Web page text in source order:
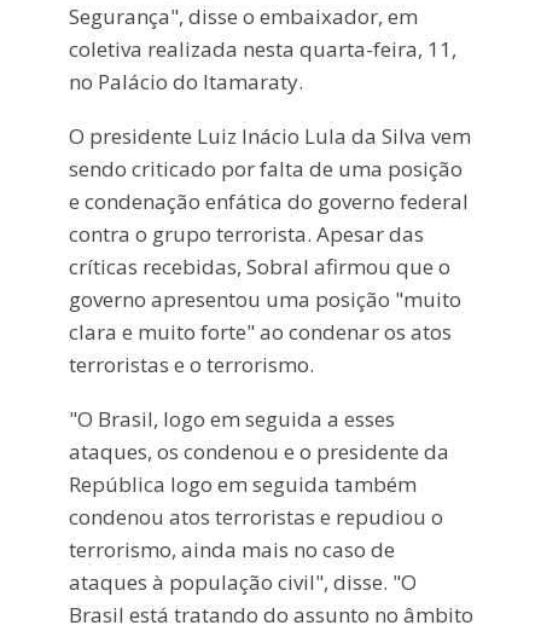
Segurança", disse o embaixador, em
coletiva realizada nesta quarta-feira, 11,
no Palácio do Itamaraty.
O presidente Luiz Inácio Lula da Silva vem
sendo criticado por falta de uma posição
e condenação enfática do governo federal
contra o grupo terrorista. Apesar das
críticas recebidas, Sobral afirmou que o
governo apresentou uma posição "muito
clara e muito forte" ao condenar os atos
terroristas e o terrorismo.
"O Brasil, logo em seguida a esses
ataques, os condenou e o presidente da
República logo em seguida também
condenou atos terroristas e repudiou o
terrorismo, ainda mais no caso de
ataques à população civil", disse. "O
Brasil está tratando do assunto no âmbito